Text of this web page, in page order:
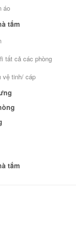
áo
tắm
tất cả các phòng
vệ tinh/ cáp
tắm